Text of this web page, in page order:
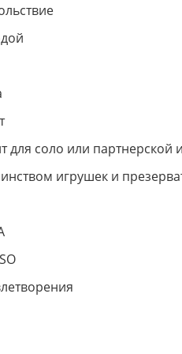
для соло или партнерской
игрушек и